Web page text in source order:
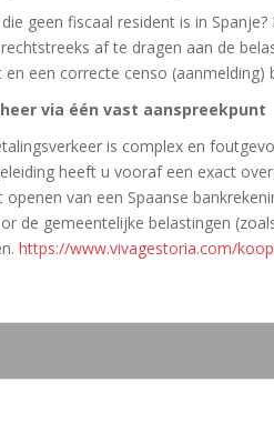
geen fiscaal resident is in
af te dragen aan de
een correcte censo (aanmelding)
via één vast aanspreekpunt
is complex en
heeft u vooraf een exact
van een Spaanse
de gemeentelijke belastingen
https://www.vivagestoria.com/